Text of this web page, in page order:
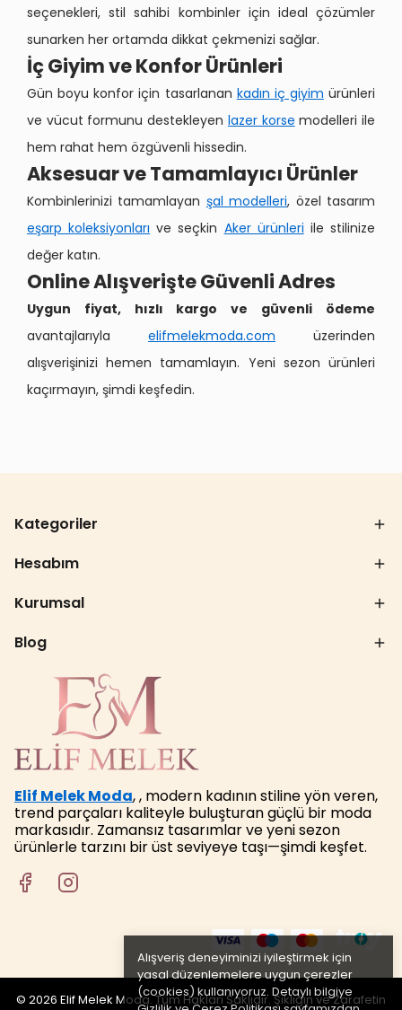
Alışveriş deneyiminizi iyileştirmek için
yasal düzenlemelere uygun çerezler
(cookies) kullanıyoruz. Detaylı bilgiye
seçenekleri, stil sahibi kombinler için ideal çözümler
sunarken her ortamda dikkat çekmenizi sağlar.
İç Giyim ve Konfor Ürünleri
Gün boyu konfor için tasarlanan kadın iç giyim ürünleri
ve vücut formunu destekleyen lazer korse modelleri ile
hem rahat hem özgüvenli hissedin.
Aksesuar ve Tamamlayıcı Ürünler
Kombinlerinizi tamamlayan şal modelleri, özel tasarım
eşarp koleksiyonları ve seçkin Aker ürünleri ile stilinize
değer katın.
Online Alışverişte Güvenli Adres
Uygun fiyat, hızlı kargo ve güvenli ödeme
avantajlarıyla elifmelekmoda.com üzerinden
alışverişinizi hemen tamamlayın. Yeni sezon ürünleri
kaçırmayın, şimdi keşfedin.
Kategoriler
Hesabım
Kurumsal
Blog
Elif Melek Moda, , modern kadının stiline yön veren,
trend parçaları kaliteyle buluşturan güçlü bir moda
markasıdır. Zamansız tasarımlar ve yeni sezon
ürünlerle tarzını bir üst seviyeye taşı—şimdi keşfet.
© 2026 Elif Melek Moda. Tüm Hakları Saklıdır. Şıklığın ve Zarafetin